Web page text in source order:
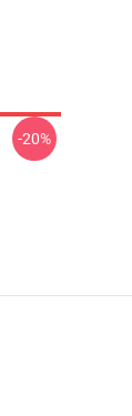
-20%